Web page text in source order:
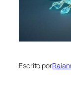
Escrito por